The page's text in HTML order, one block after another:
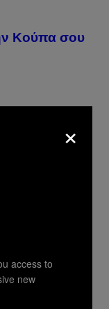
Κούπα σου
Πεις
×
access to
new